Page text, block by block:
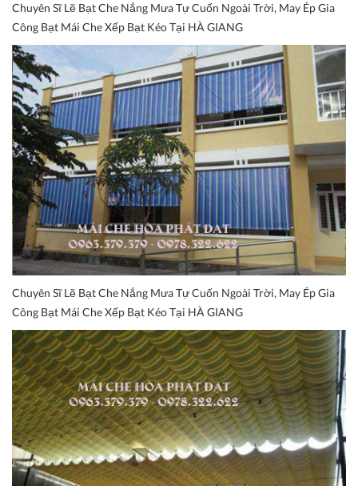
Chuyên Sĩ Lẽ Bạt Che Nắng Mưa Tự Cuốn Ngoài Trời, May Ép Gia
Công Bạt Mái Che Xếp Bạt Kéo Tại HÀ GIANG
Chuyên Sĩ Lẽ Bạt Che Nắng Mưa Tự Cuốn Ngoài Trời, May Ép Gia
Công Bạt Mái Che Xếp Bạt Kéo Tại HÀ GIANG